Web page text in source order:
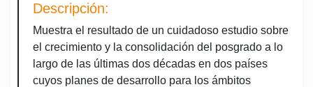
Descripción:
Muestra el resultado de un cuidadoso estudio sobre
el crecimiento y la consolidación del posgrado a lo
largo de las últimas dos décadas en dos países
cuyos planes de desarrollo para los ámbitos